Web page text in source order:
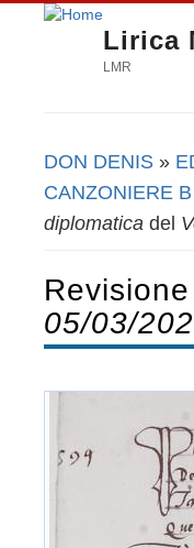
Lirica
LMR
Tu sei qui
DON DENIS »
CANZONIERE B
diplomatica del
05/03/